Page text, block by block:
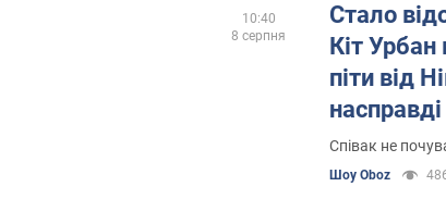
Стало
Кіт Урбан
піти від
насправді
нового
Співак не
Шоу Oboz
10:40
8 серпня